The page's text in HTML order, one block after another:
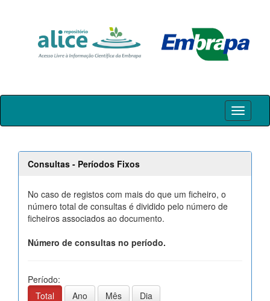
Skip
Consultas - Períodos Fixos
No caso de registos com mais do que um ficheiro, o
número total de consultas é dividido pelo número de
ficheiros associados ao documento.
Número de consultas no período.
Período:
Total
Ano Mês Dia